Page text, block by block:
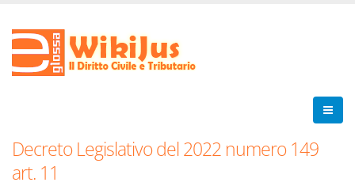
Decreto Legislativo del 2022 numero 149
art. 11